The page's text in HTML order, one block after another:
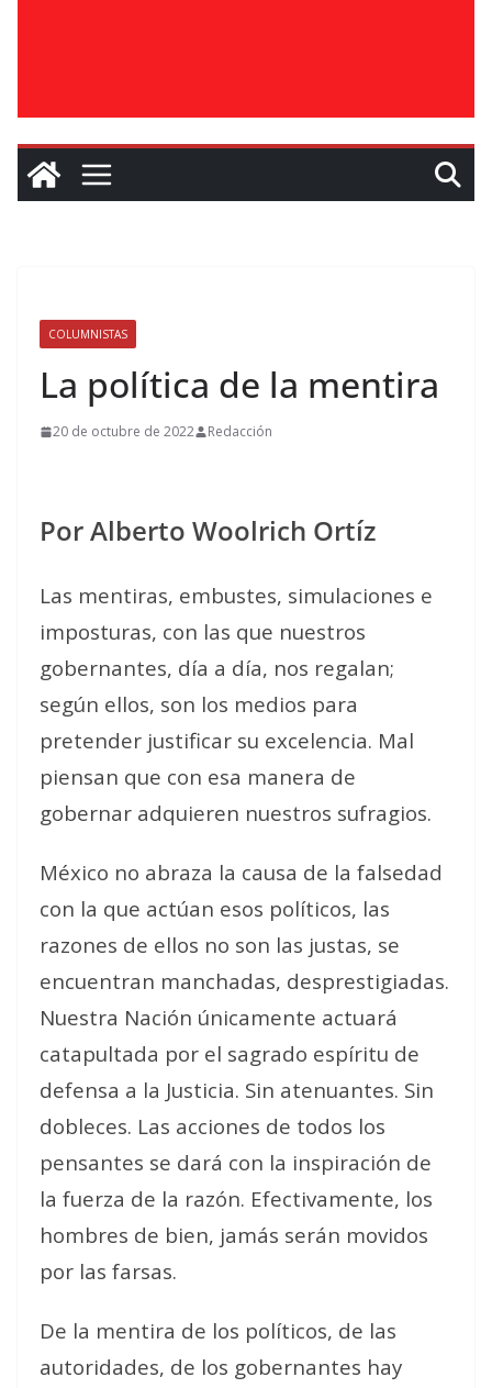
COLUMNISTAS
La política de la mentira
20 de octubre de 2022 Redacción
Por Alberto Woolrich Ortíz
Las mentiras, embustes, simulaciones e
imposturas, con las que nuestros
gobernantes, día a día, nos regalan;
según ellos, son los medios para
pretender justificar su excelencia. Mal
piensan que con esa manera de
gobernar adquieren nuestros sufragios.
México no abraza la causa de la falsedad
con la que actúan esos políticos, las
razones de ellos no son las justas, se
encuentran manchadas, desprestigiadas.
Nuestra Nación únicamente actuará
catapultada por el sagrado espíritu de
defensa a la Justicia. Sin atenuantes. Sin
dobleces. Las acciones de todos los
pensantes se dará con la inspiración de
la fuerza de la razón. Efectivamente, los
hombres de bien, jamás serán movidos
por las farsas.
De la mentira de los políticos, de las
autoridades, de los gobernantes hay